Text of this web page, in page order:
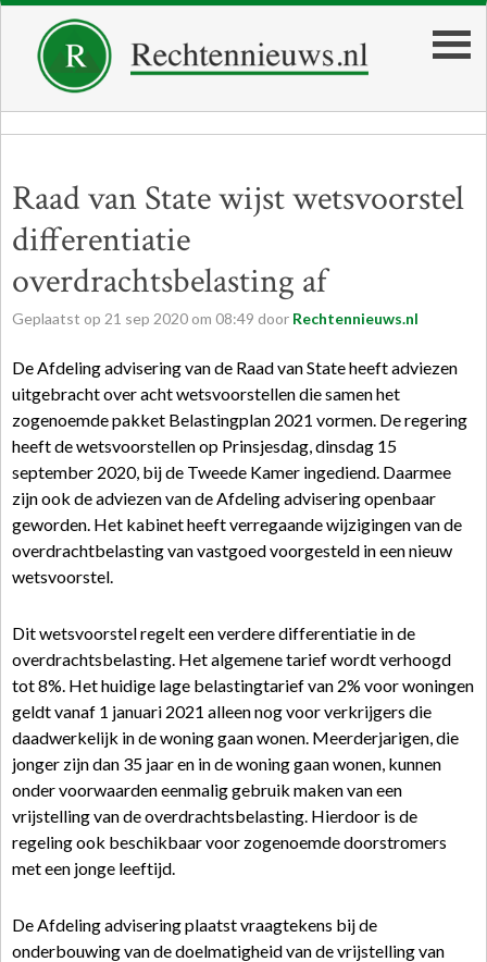
Raad van State wijst wetsvoorstel
differentiatie
overdrachtsbelasting af
Geplaatst op 21 sep 2020 om 08:49 door Rechtennieuws.nl
De Afdeling advisering van de Raad van State heeft adviezen
uitgebracht over acht wetsvoorstellen die samen het
zogenoemde pakket Belastingplan 2021 vormen. De regering
heeft de wetsvoorstellen op Prinsjesdag, dinsdag 15
september 2020, bij de Tweede Kamer ingediend. Daarmee
zijn ook de adviezen van de Afdeling advisering openbaar
geworden. Het kabinet heeft verregaande wijzigingen van de
overdrachtbelasting van vastgoed voorgesteld in een nieuw
wetsvoorstel.
Dit wetsvoorstel regelt een verdere differentiatie in de
overdrachtsbelasting. Het algemene tarief wordt verhoogd
tot 8%. Het huidige lage belastingtarief van 2% voor woningen
geldt vanaf 1 januari 2021 alleen nog voor verkrijgers die
daadwerkelijk in de woning gaan wonen. Meerderjarigen, die
jonger zijn dan 35 jaar en in de woning gaan wonen, kunnen
onder voorwaarden eenmalig gebruik maken van een
vrijstelling van de overdrachtsbelasting. Hierdoor is de
regeling ook beschikbaar voor zogenoemde doorstromers
met een jonge leeftijd.
De Afdeling advisering plaatst vraagtekens bij de
onderbouwing van de doelmatigheid van de vrijstelling van